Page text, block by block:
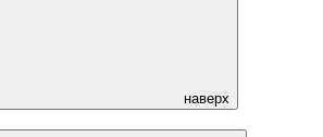
наверх